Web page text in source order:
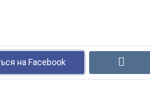
на Facebook